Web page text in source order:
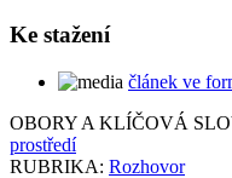
Ke stažení
článek ve
OBORY A KLÍČOVÁ
prostředí
RUBRIKA: Rozhovor